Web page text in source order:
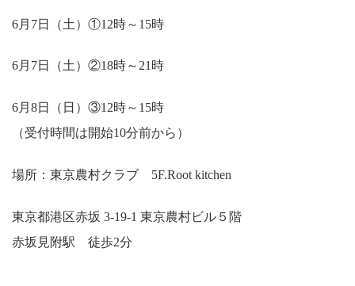
6月7日（土）①12時～15時
6月7日（土）②18時～21時
6月8日（日）③12時～15時
（受付時間は開始10分前から）
場所： 東京農村クラブ 5F.Root kitchen
東京都港区赤坂 3-19-1 東京農村ビル５階
赤坂見附駅 徒歩2分